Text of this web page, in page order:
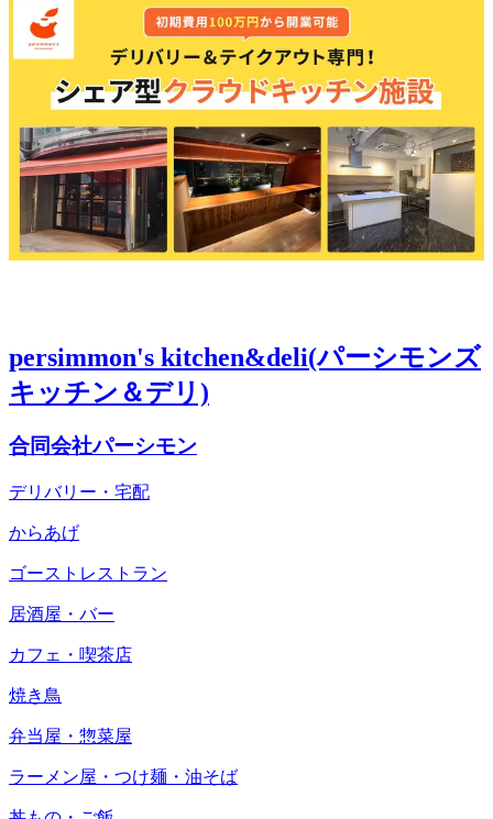
persimmon's kitchen&deli(パーシモンズ
キッチン＆デリ)
合同会社パーシモン
デリバリー・宅配
からあげ
ゴーストレストラン
居酒屋・バー
カフェ・喫茶店
焼き鳥
弁当屋・惣菜屋
ラーメン屋・つけ麺・油そば